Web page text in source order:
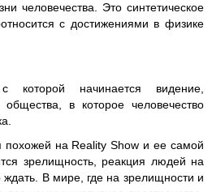
человечества. Это синтетическое
с достижениями в физике
с которой начинается видение,
общества, в которое человечество
похожей на Reality Show и ее самой
зрелищность, реакция людей на
ждать. В мире, где на зрелищности и